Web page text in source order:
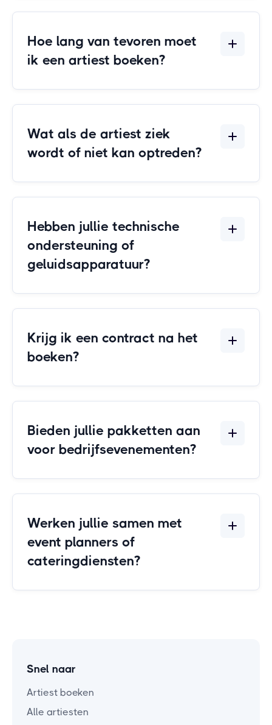
Hoe lang van tevoren moet
ik een artiest boeken?
Wat als de artiest ziek
wordt of niet kan optreden?
Hebben jullie technische
ondersteuning of
geluidsapparatuur?
Krijg ik een contract na het
boeken?
Bieden jullie pakketten aan
voor bedrijfsevenementen?
Werken jullie samen met
event planners of
cateringdiensten?
Snel naar
Artiest boeken
Alle artiesten